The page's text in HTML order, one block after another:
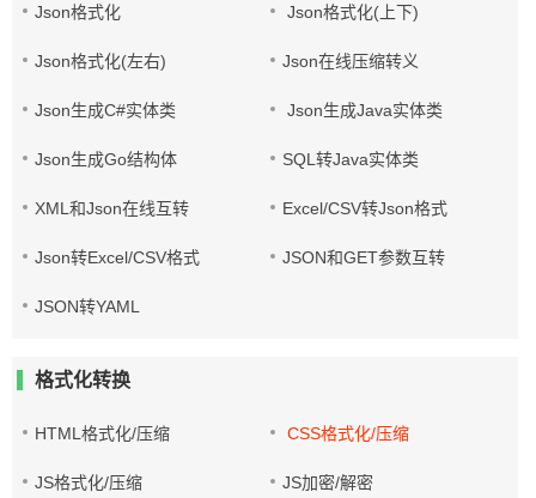
Json格式化 Json格式化(上下)
Json格式化(左右) Json在线压缩转义
Json生成C#实体类 Json生成Java实体类
Json生成Go结构体 SQL转Java实体类
XML和Json在线互转 Excel/CSV转Json格式
Json转Excel/CSV格式 JSON和GET参数互转
JSON转YAML
格式化转换
HTML格式化/压缩 CSS格式化/压缩
JS格式化/压缩 JS加密/解密